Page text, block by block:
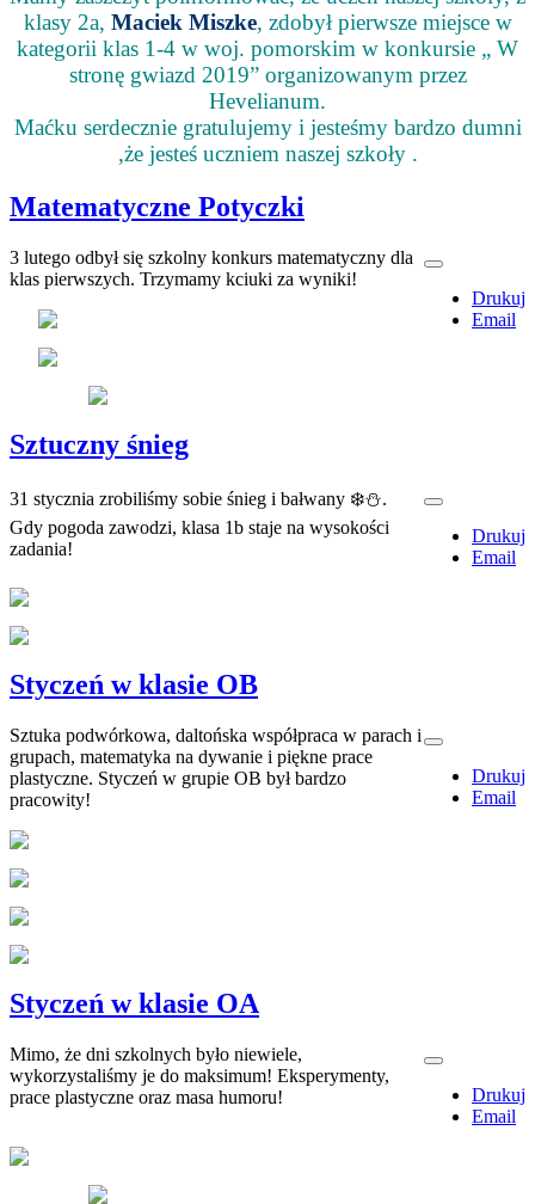
klasy 2a, Maciek Miszke, zdobył pierwsze miejsce w
kategorii klas 1-4 w woj. pomorskim w konkursie „ W
stronę gwiazd 2019” organizowanym przez
Hevelianum.
Maćku serdecznie gratulujemy i jesteśmy bardzo dumni
,że jesteś uczniem naszej szkoły .
Matematyczne Potyczki
Drukuj
Email
3 lutego odbył się szkolny konkurs matematyczny dla
klas pierwszych. Trzymamy kciuki za wyniki!
Sztuczny śnieg
Drukuj
Email
31 stycznia zrobiliśmy sobie śnieg i bałwany ❄️⛄.
Gdy pogoda zawodzi, klasa 1b staje na wysokości
zadania!
Styczeń w klasie OB
Drukuj
Email
Sztuka podwórkowa, daltońska współpraca w parach i
grupach, matematyka na dywanie i piękne prace
plastyczne. Styczeń w grupie OB był bardzo
pracowity!
Styczeń w klasie OA
Drukuj
Email
Mimo, że dni szkolnych było niewiele,
wykorzystaliśmy je do maksimum! Eksperymenty,
prace plastyczne oraz masa humoru!